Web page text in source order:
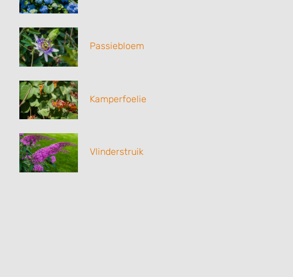
Passiebloem
Kamperfoelie
Vlinderstruik